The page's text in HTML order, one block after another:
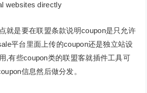
websites directly
就是要在联盟条款说明coupon是只允许
平台里面上传的coupon还是独立站设
,有些coupon类的联盟客就插件工具可
信息然后做分发。